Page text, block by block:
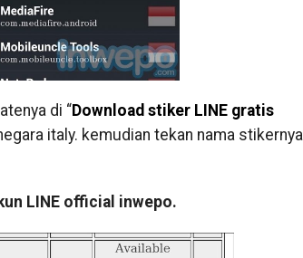
di “Download stiker LINE gratis
italy. kemudian tekan nama stikernya
LINE official inwepo.